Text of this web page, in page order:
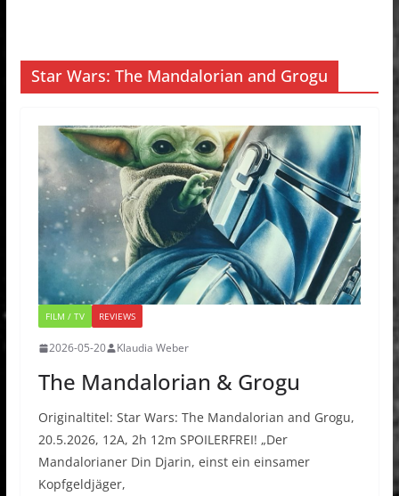
Star Wars: The Mandalorian and Grogu
FILM / TV REVIEWS
2026-05-20 Klaudia Weber
The Mandalorian & Grogu
Originaltitel: Star Wars: The Mandalorian and Grogu,
20.5.2026, 12A, 2h 12m SPOILERFREI! „Der
Mandalorianer Din Djarin, einst ein einsamer
Kopfgeldjäger,